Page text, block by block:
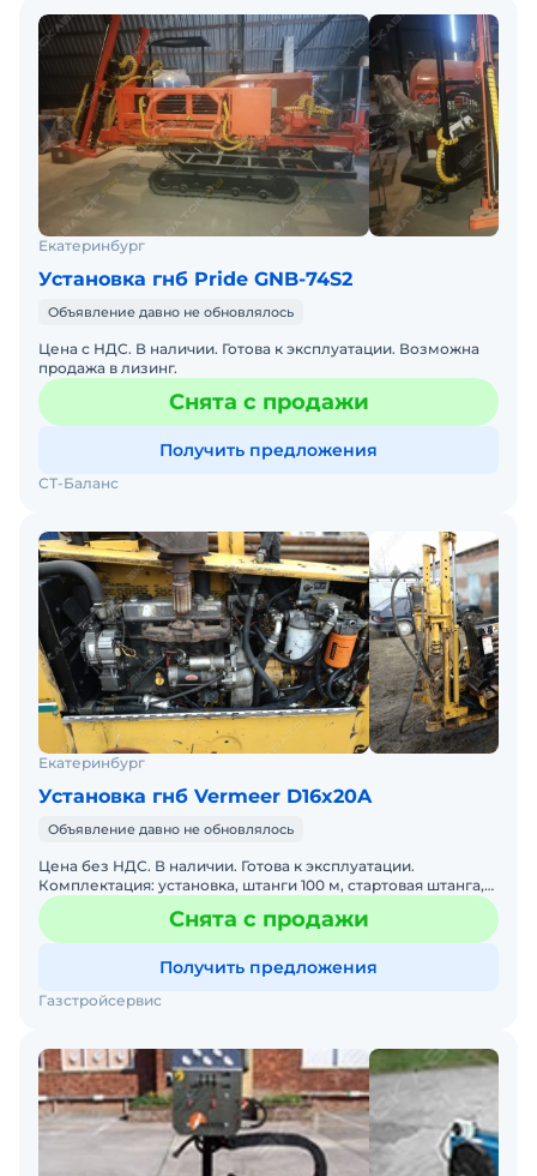
Екатеринбург
Установка гнб Pride GNB-74S2
Объявление давно не обновлялось
Цена с НДС. В наличии. Готова к эксплуатации. Возможна
продажа в лизинг.
Снята с продажи
Получить предложения
СТ-Баланс
Екатеринбург
Установка гнб Vermeer D16x20A
Объявление давно не обновлялось
Цена без НДС. В наличии. Готова к эксплуатации.
Комплектация: установка, штанги 100 м, стартовая штанга,
пилот, машина для перевозки комплекса МАЗ тент кузов 7,
Снята с продажи
Получить предложения
Газстройсервис